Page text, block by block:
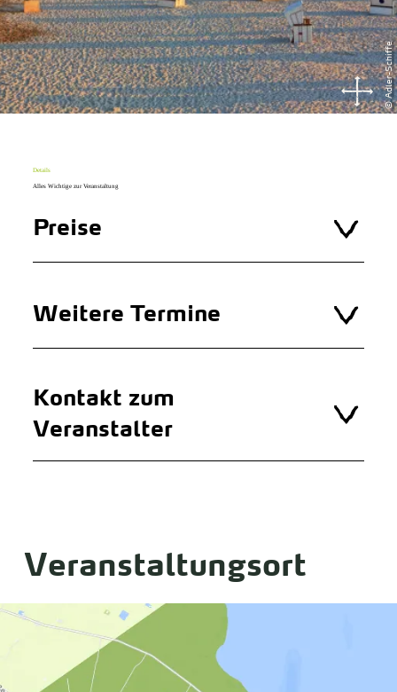
© Adler-Schiffe
Details
Alles Wichtige zur Veranstaltung
Preise
Weitere Termine
Kontakt zum
Veranstalter
Veranstaltungsort